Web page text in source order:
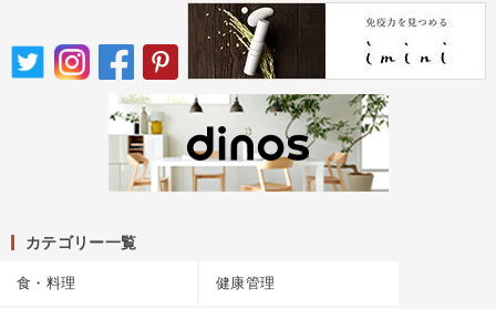
カテゴリー一覧
食・料理 健康管理